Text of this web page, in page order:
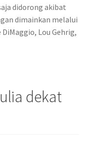
didorong akibat
dimainkan melalui
Lou Gehrig,
dekat